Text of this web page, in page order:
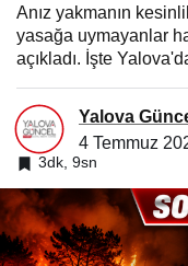
Anız yakmanın
yasağa uymayanlar
açıkladı. İşte
Yalova
4 Temmuz
3dk, 9sn